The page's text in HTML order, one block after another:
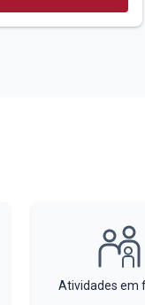
Atividades em